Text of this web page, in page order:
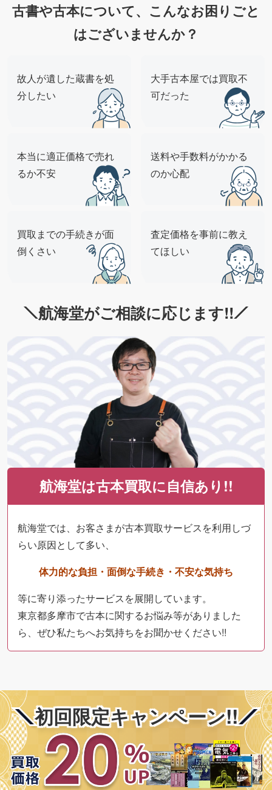
古書や古本について、こんなお困りごと
はございませんか？
故人が遺した蔵書を処
分したい
大手古本屋では買取不
可だった
本当に適正価格で売れ
るか不安
送料や手数料がかかる
のか心配
買取までの手続きが面
倒くさい
査定価格を事前に教え
てほしい
航海堂がご相談に応じます!!
航海堂は古本買取に自信あり!!
航海堂では、お客さまが古本買取サービスを利用しづ
らい原因として多い、
体力的な負担・面倒な手続き・不安な気持ち
等に寄り添ったサービスを展開しています。
東京都多摩市で古本に関するお悩み等がありました
ら、ぜひ私たちへお気持ちをお聞かせください!!
初回限定キャンペーン!!